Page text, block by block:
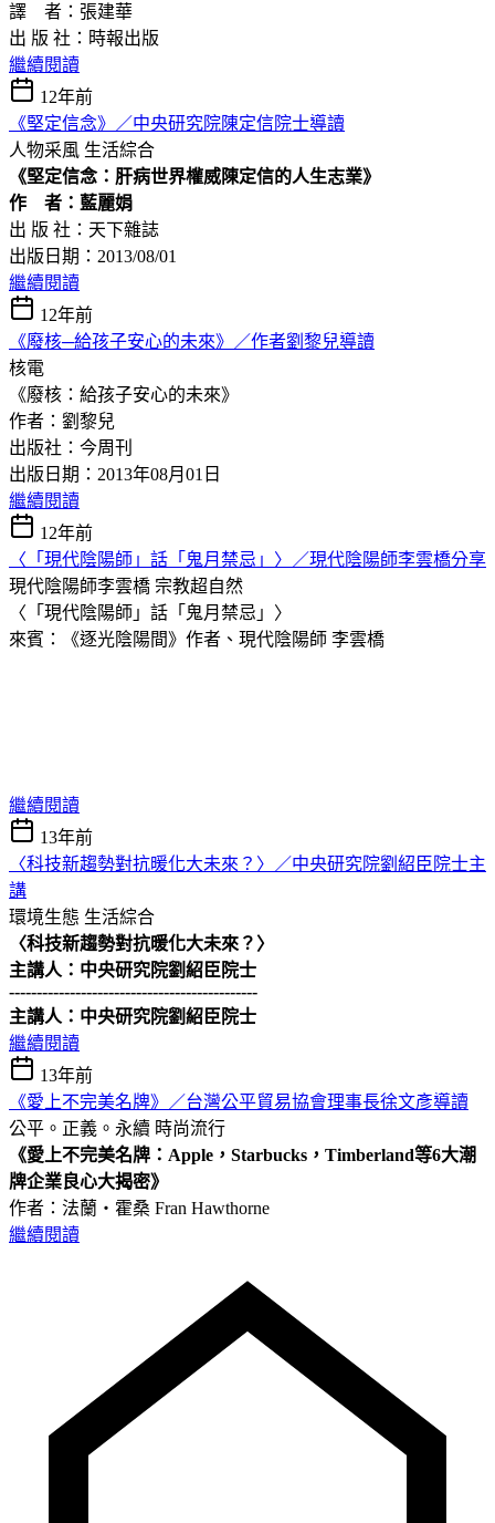
譯 者：張建華
出 版 社：時報出版
繼續閱讀
12年前
《堅定信念》／中央研究院陳定信院士導讀
人物采風 生活綜合
《堅定信念：肝病世界權威陳定信的人生志業》
作 者：藍麗娟
出 版 社：天下雜誌
出版日期：2013/08/01
繼續閱讀
12年前
《廢核─給孩子安心的未來》／作者劉黎兒導讀
核電
《廢核：給孩子安心的未來》
作者：劉黎兒
出版社：今周刊
出版日期：2013年08月01日
繼續閱讀
12年前
〈「現代陰陽師」話「鬼月禁忌」〉／現代陰陽師李雲橋分享
現代陰陽師李雲橋 宗教超自然
〈「現代陰陽師」話「鬼月禁忌」〉
來賓：《逐光陰陽間》作者、現代陰陽師 李雲橋
繼續閱讀
13年前
〈科技新趨勢對抗暖化大未來？〉／中央研究院劉紹臣院士主
講
環境生態 生活綜合
〈科技新趨勢對抗暖化大未來？〉
主講人：中央研究院劉紹臣院士
---------------------------------------------
主講人：中央研究院劉紹臣院士
繼續閱讀
13年前
《愛上不完美名牌》／台灣公平貿易協會理事長徐文彥導讀
公平。正義。永續 時尚流行
《愛上不完美名牌：Apple ，Starbucks ，Timberland等6大潮
牌企業良心大揭密》
作者：法蘭‧霍桑 Fran Hawthorne
繼續閱讀